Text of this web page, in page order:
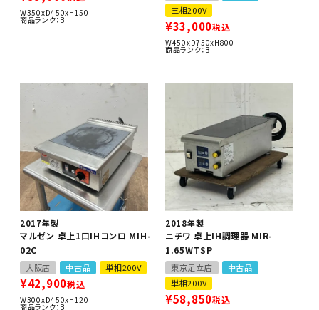
W350xD450xH150
商品ランク：B
三相200V
¥33,000税込
W450xD750xH800
商品ランク：B
2017年製
マルゼン 卓上1口IHコンロ MIH-
02C
大阪店 中古品 単相200V
¥42,900税込
W300xD450xH120
商品ランク：B
2018年製
ニチワ 卓上IH調理器 MIR-
1.65WTSP
東京足立店
中古品
単相200V
¥58,850税込